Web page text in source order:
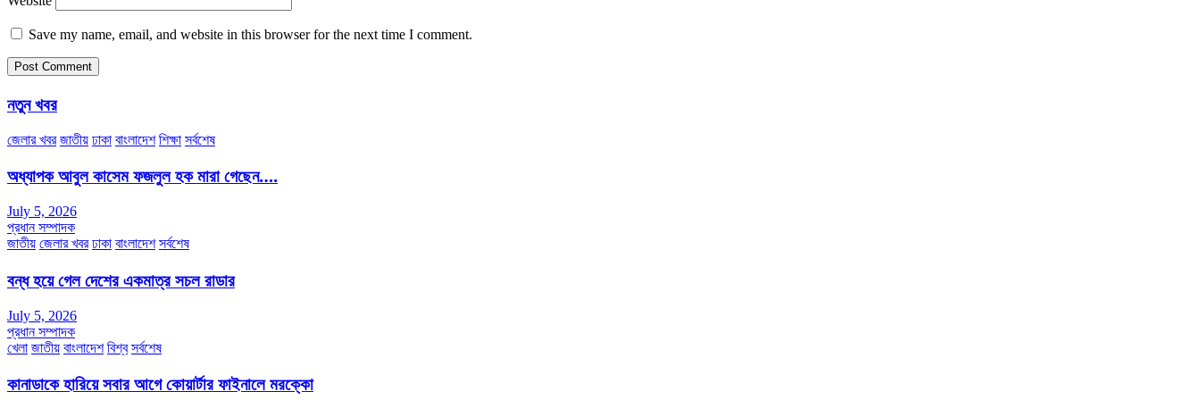
Save my name, email, and website in this browser for the next time I comment.
নতুন খবর
জেলার খবর জাতীয় ঢাকা বাংলাদেশ শিক্ষা সর্বশেষ
অধ্যাপক আবুল কাসেম ফজলুল হক মারা গেছেন….
July 5, 2026
প্রধান সম্পাদক
জাতীয় জেলার খবর ঢাকা বাংলাদেশ সর্বশেষ
বন্ধ হয়ে গেল দেশের একমাত্র সচল রাডার
July 5, 2026
প্রধান সম্পাদক
খেলা জাতীয় বাংলাদেশ বিশ্ব সর্বশেষ
কানাডাকে হারিয়ে সবার আগে কোয়ার্টার ফাইনালে মরক্কো